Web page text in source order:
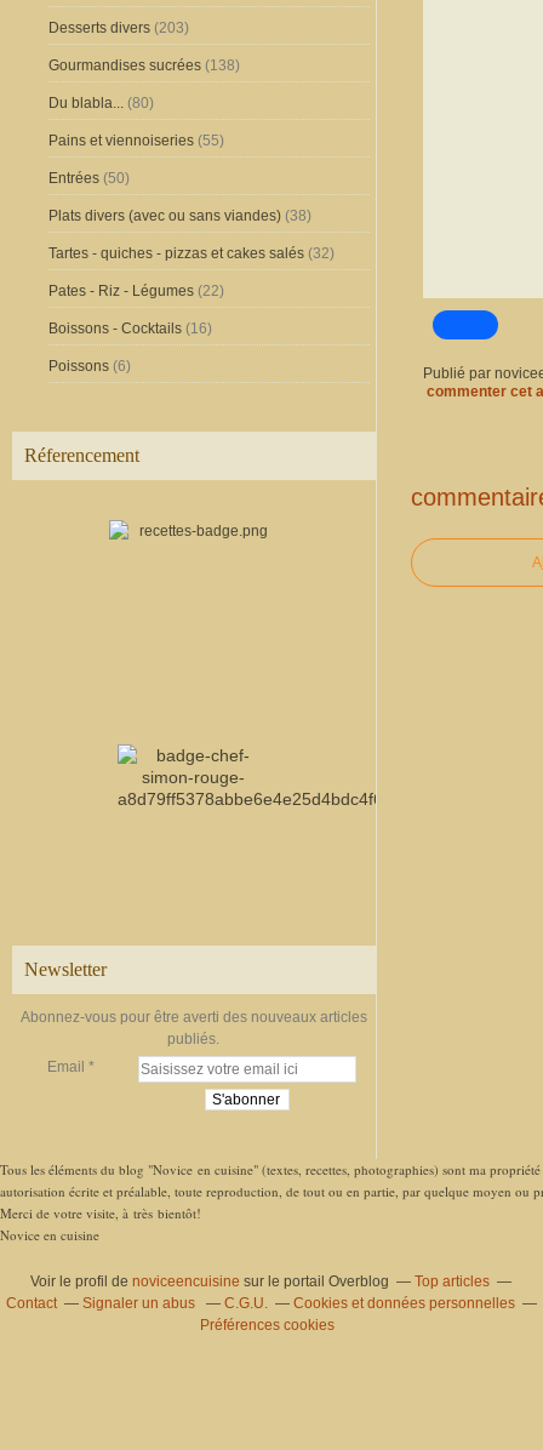
Desserts divers (203)
Gourmandises sucrées (138)
Du blabla... (80)
Pains et viennoiseries (55)
Entrées (50)
Plats divers (avec ou sans viandes) (38)
Tartes - quiches - pizzas et cakes salés (32)
Pates - Riz - Légumes (22)
Boissons - Cocktails (16)
Poissons (6)
Réferencement
Newsletter
Abonnez-vous pour être averti des nouveaux articles
publiés.
Email
Publié par
commenter cet
Tous les éléments du blog "Novice en cuisine" (textes, recettes, photographies) sont ma
autorisation écrite et préalable, toute reproduction, de tout ou en partie, par quelque moyen ou
Merci de votre visite, à très bientôt!
Novice en cuisine
Voir le profil denoviceencuisine sur le portail Overblog
Top articles
Contact
Signaler un abus C.G.U.
Cookies et données personnelles
Préférences cookies